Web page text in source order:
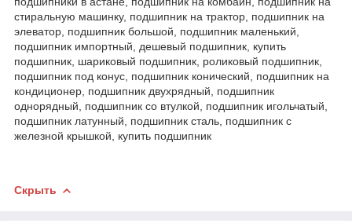
стиральную машинку, подшипник на трактор, подшипник на
элеватор, подшипник большой, подшипник маленький,
подшипник импортный, дешевый подшипник, купить
подшипник, шариковый подшипник, роликовый подшипник,
подшипник под конус, подшипник конический, подшипник на
кондиционер, подшипник двухрядный, подшипник
однорядный, подшипник со втулкой, подшипник игольчатый,
подшипник латунный, подшипник сталь, подшипник с
железной крышкой, купить подшипник
Скрыть